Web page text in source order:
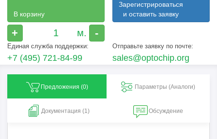
В корзину
+ -
Зарегистрироваться
и оставить заявку
Единая служба поддержки:
+7 (495) 721-84-99
Отправьте заявку по почте:
sales@optochip.org
Предложения (0) Параметры (Aналоги)
Документация (1) Обсуждение